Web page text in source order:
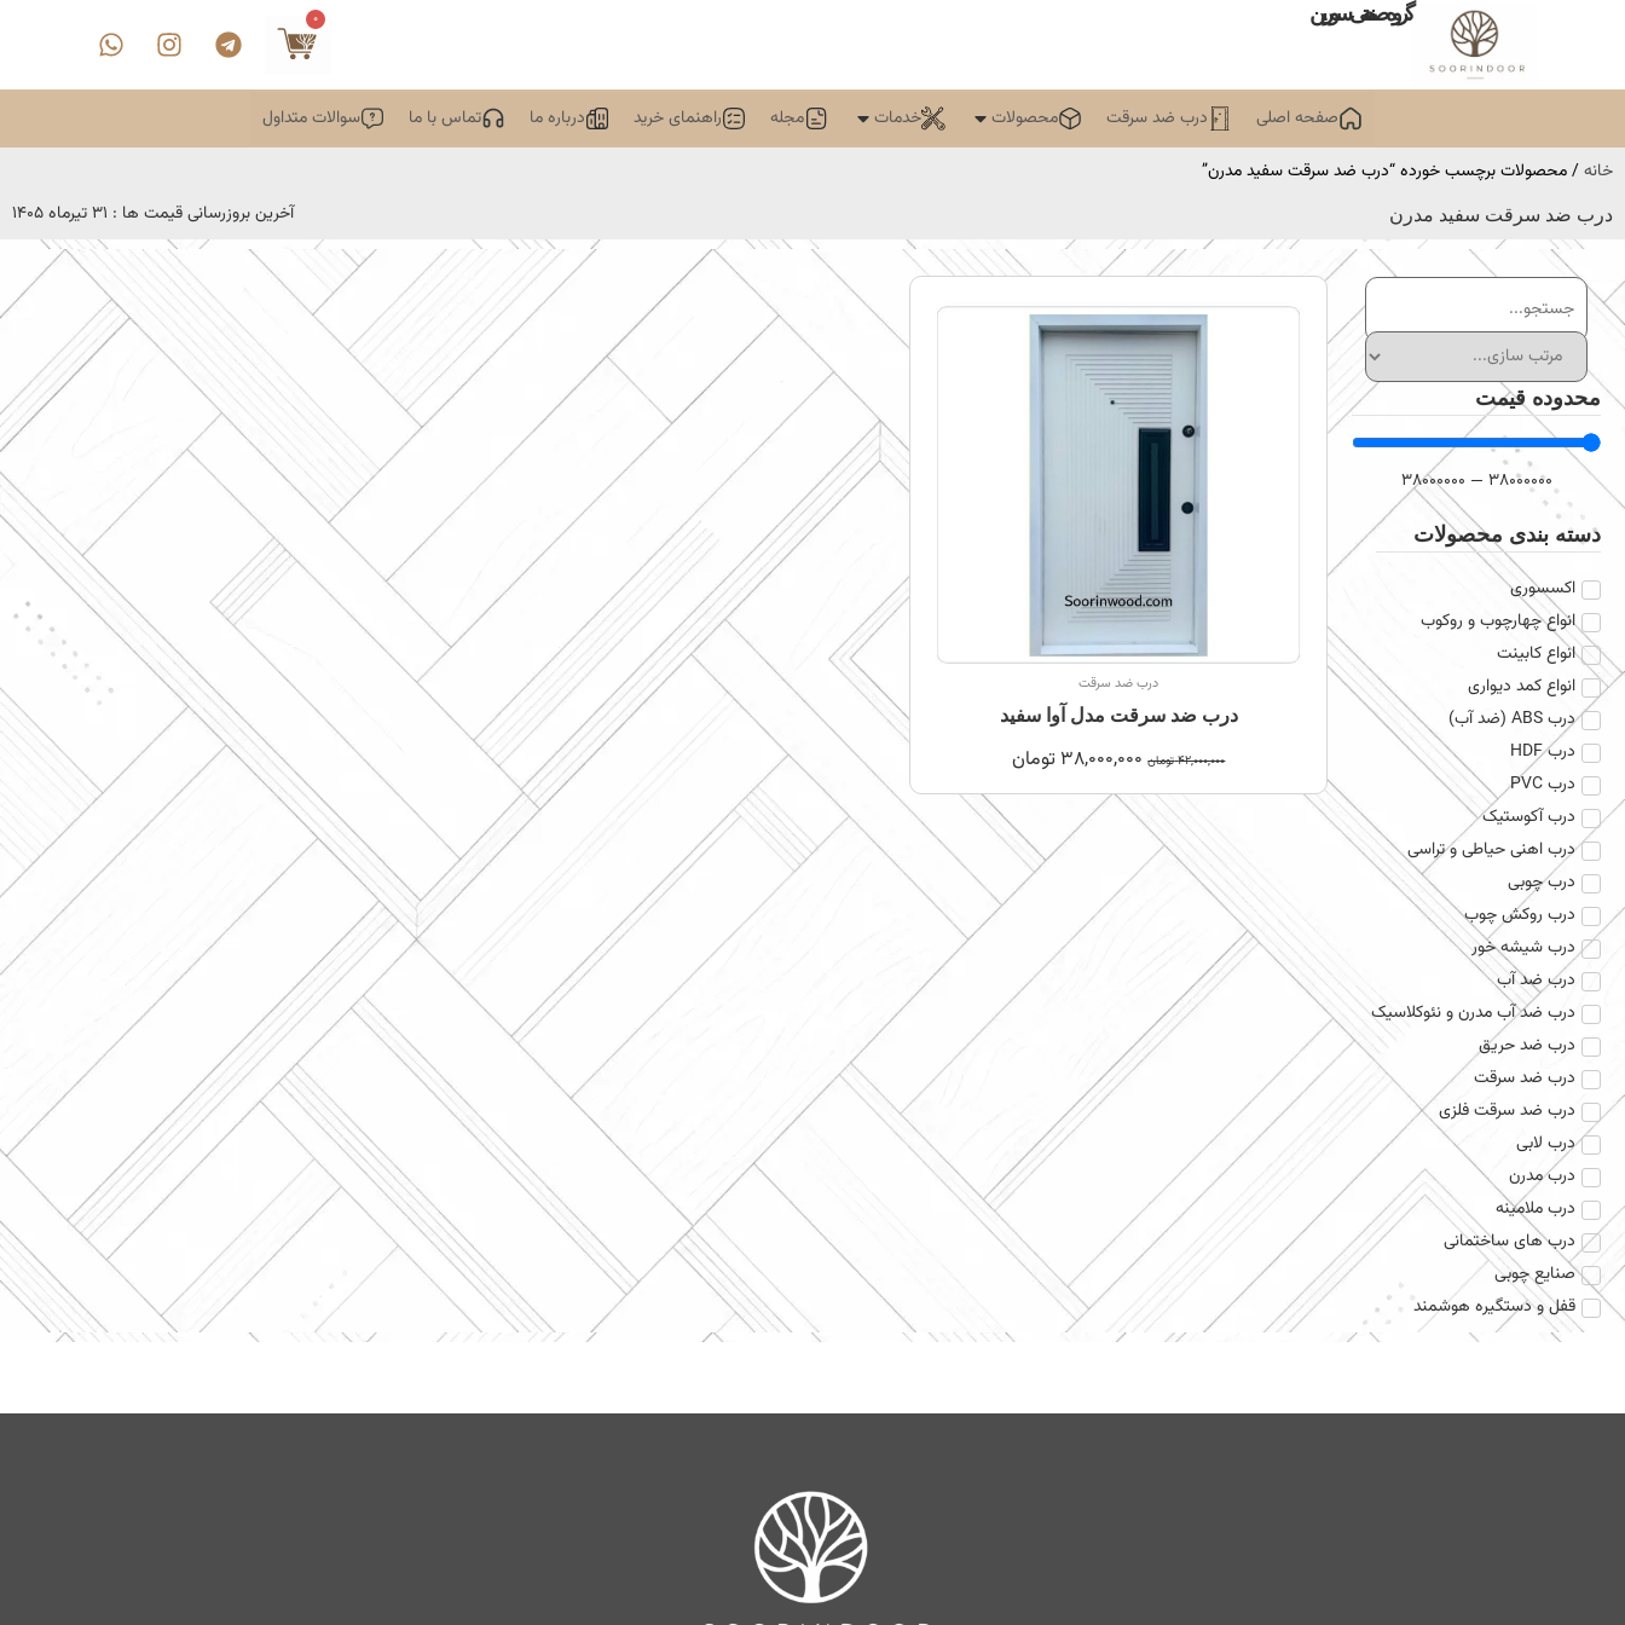
گروه صنعتی سورین 0
صفحه اصلی درب ضد سرقت محصولات خدمات مجله راهنمای خرید درباره ما تماس با ما
سوالات متداول
خانه/ محصولات برچسب خورده “درب ضد سرقت سفید مدرن”
درب ضد سرقت سفید مدرن آخرین بروزرسانی قیمت ها : 31 تیرماه 1405
محدوده قیمت
38000000
—
38000000
دسته بندی محصولات
اکسسوری
انواع چهارچوب و روکوب
انواع کابینت
انواع کمد دیواری
درب ABS (ضد آب)
درب HDF
درب PVC
درب آکوستیک
درب اهنی حیاطی و تراسی
درب چوبی
درب روکش چوب
درب شیشه خور
درب ضد آب
درب ضد آب مدرن و نئوکلاسیک
درب ضد حریق
درب ضد سرقت
درب ضد سرقت فلزی
درب لابی
درب مدرن
درب ملامینه
درب های ساختمانی
صنایع چوبی
قفل و دستگیره هوشمند
درب ضد سرقت
درب ضد سرقت مدل آوا سفید
42,000,000 تومان 38,000,000 تومان